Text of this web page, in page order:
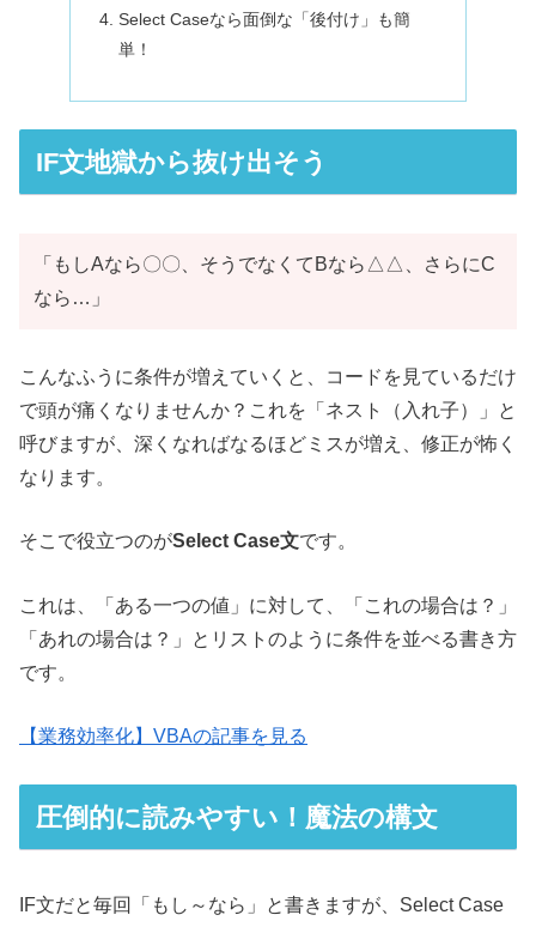
Select Caseなら面倒な「後付け」も簡
単！
IF文地獄から抜け出そう
「もしAなら〇〇、そうでなくてBなら△△、さらにC
なら…」
こんなふうに条件が増えていくと、コードを見ているだけ
で頭が痛くなりませんか？これを「ネスト（入れ子）」と
呼びますが、深くなればなるほどミスが増え、修正が怖く
なります。
そこで役立つのがSelect Case文です。
これは、「ある一つの値」に対して、「これの場合は？」
「あれの場合は？」とリストのように条件を並べる書き方
です。
【業務効率化】VBAの記事を見る
圧倒的に読みやすい！魔法の構文
IF文だと毎回「もし～なら」と書きますが、Select Case